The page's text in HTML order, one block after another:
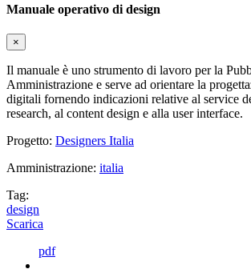
Manuale operativo di design
×
Il manuale è uno strumento di lavoro per la
Amministrazione e serve ad orientare la
digitali fornendo indicazioni relative al service
research, al content design e alla user interface.
Progetto: Designers Italia
Amministrazione: italia
Tag:
design
Scarica
pdf